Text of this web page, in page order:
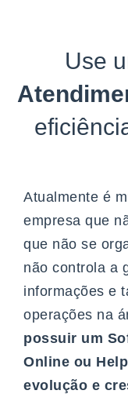
Use
Atualmente é
empresa que
que não se
não controla a
informações e
operações na
possuir um
Online ou
evolução e